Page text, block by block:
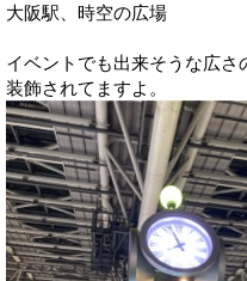
大阪駅、時空の広場
イベントでも出来そうな広さ
装飾されてますよ。